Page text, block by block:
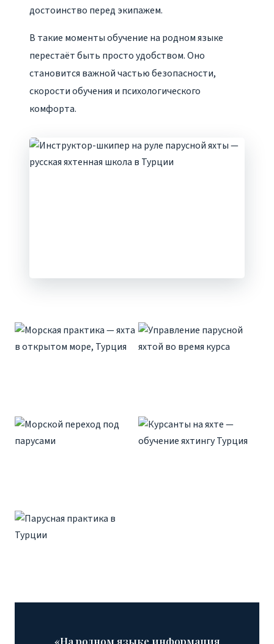
достоинство перед экипажем.
В такие моменты обучение на родном языке
перестаёт быть просто удобством. Оно
становится важной частью безопасности,
скорости обучения и психологического
комфорта.
«На родном языке информация